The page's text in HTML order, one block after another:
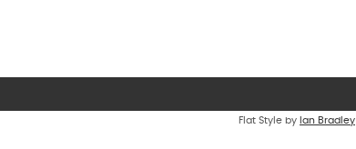
Flat Style by Ian Bradley